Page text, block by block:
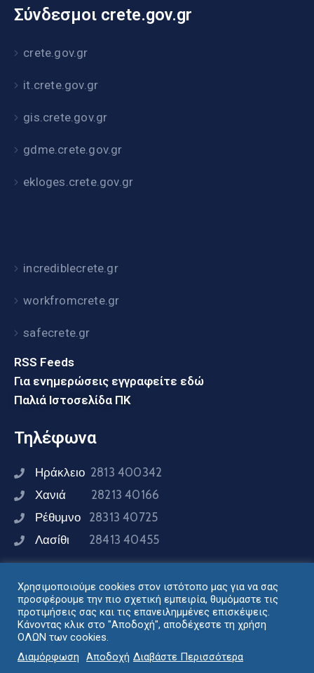
Σύνδεσμοι crete.gov.gr
crete.gov.gr
it.crete.gov.gr
gis.crete.gov.gr
gdme.crete.gov.gr
ekloges.crete.gov.gr
incrediblecrete.gr
workfromcrete.gr
safecrete.gr
RSS Feeds
Για ενημερώσεις εγγραφείτε εδώ
Παλιά Ιστοσελίδα ΠΚ
Τηλέφωνα
Ηράκλειο 2813 400342
Χανιά 28213 40166
Ρέθυμνο 28313 40725
Λασίθι 28413 40455
Συνδεθείτε μαζί μας
Σχεδιασμός - Ανάπτυξη: Διεύθυνση Ηλεκτρονικής
Διακυβέρνησης Περιφέρειας Κρήτης © 2024
Χρησιμοποιούμε cookies στον ιστότοπο μας για να σας
προσφέρουμε την πιο σχετική εμπειρία, θυμόμαστε τις
προτιμήσεις σας και τις επανειλημμένες επισκέψεις.
Κάνοντας κλικ στο "Αποδοχή", αποδέχεστε τη χρήση
ΟΛΩΝ των cookies.
Διαμόρφωση
Αποδοχή Διαβάστε Περισσότερα